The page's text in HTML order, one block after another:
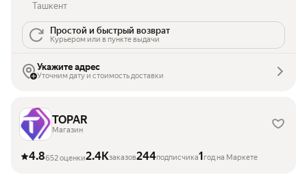
Ташкент
Простой и быстрый возврат
Курьером или в пункте выдачи
Укажите адрес
Уточним дату и стоимость доставки
TOPAR
Магазин
4.8652 оценки2.4Kзаказов244подписчика1год на Маркете